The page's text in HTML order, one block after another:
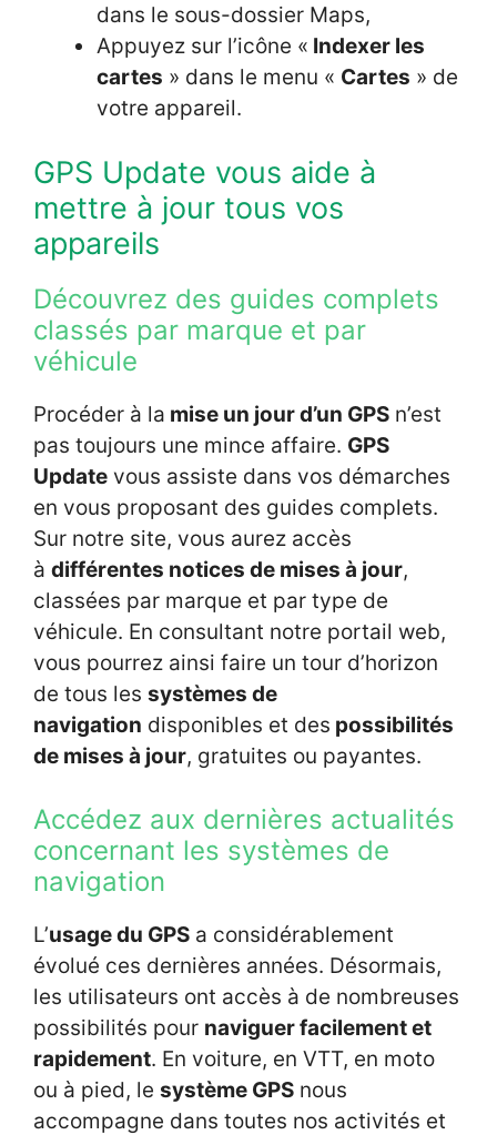
dans le sous-dossier Maps,
Appuyez sur l’icône « Indexer les
cartes » dans le menu « Cartes » de
votre appareil.
GPS Update vous aide à
mettre à jour tous vos
appareils
Découvrez des guides complets
classés par marque et par
véhicule
Procéder à la mise un jour d’un GPS n’est
pas toujours une mince affaire. GPS
Update vous assiste dans vos démarches
en vous proposant des guides complets.
Sur notre site, vous aurez accès
à différentes notices de mises à jour,
classées par marque et par type de
véhicule. En consultant notre portail web,
vous pourrez ainsi faire un tour d’horizon
de tous les systèmes de
navigation disponibles et des possibilités
de mises à jour, gratuites ou payantes.
Accédez aux dernières actualités
concernant les systèmes de
navigation
L’usage du GPS a considérablement
évolué ces dernières années. Désormais,
les utilisateurs ont accès à de nombreuses
possibilités pour naviguer facilement et
rapidement. En voiture, en VTT, en moto
ou à pied, le système GPS nous
accompagne dans toutes nos activités et